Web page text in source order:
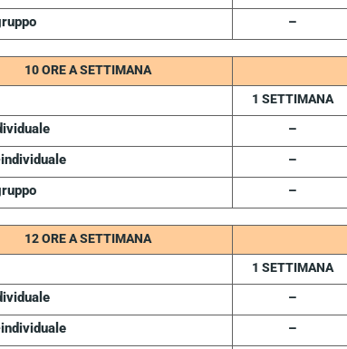
–
10 ORE A SETTIMANA
1 SETTIMANA
–
–
–
12 ORE A SETTIMANA
1 SETTIMANA
–
–